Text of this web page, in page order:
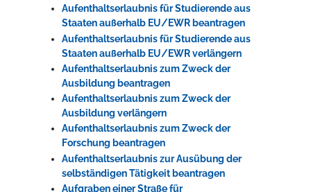
Aufenthaltserlaubnis für Studierende aus
Staaten außerhalb EU/EWR beantragen
Aufenthaltserlaubnis für Studierende aus
Staaten außerhalb EU/EWR verlängern
Aufenthaltserlaubnis zum Zweck der
Ausbildung beantragen
Aufenthaltserlaubnis zum Zweck der
Ausbildung verlängern
Aufenthaltserlaubnis zum Zweck der
Forschung beantragen
Aufenthaltserlaubnis zur Ausübung der
selbständigen Tätigkeit beantragen
Aufgraben einer Straße für